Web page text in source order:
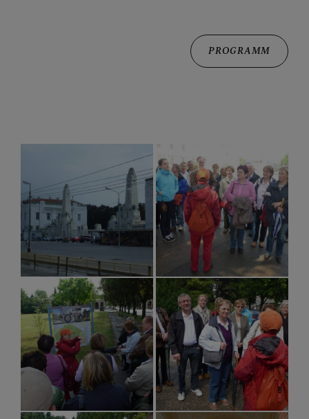
PFARRLEBEN FOTOS
Pfarrausflüge - Bildungswerk
Veranstaltungen
TODESFALL/BEGRÄBNIS
TODESANZEIGEN
FRIEDHOFSORDNUNG
PROGRAMM